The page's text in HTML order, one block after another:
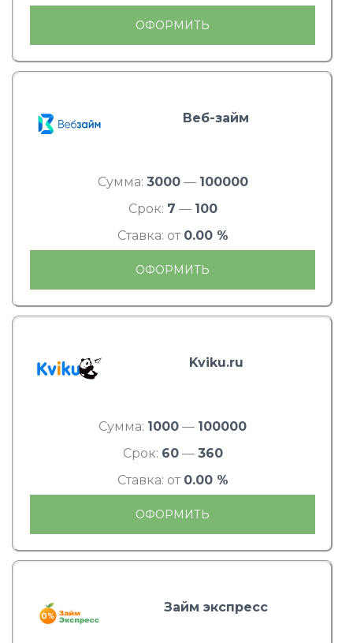
ОФОРМИТЬ
Веб-займ
Сумма: 3000— 100000
Срок: 7 — 100
Ставка: от 0.00 %
ОФОРМИТЬ
Kviku.ru
Сумма: 1000 — 100000
Срок: 60— 360
Ставка: от 0.00 %
ОФОРМИТЬ
Займ экспресс